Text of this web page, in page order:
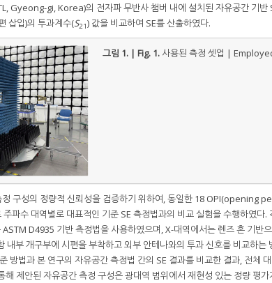
Gyeong-gi, Korea)의 전자파 무반사 챔버 내에 설치된 자유공간 기반
삽입)의 투과계수(S21) 값을 비교하여 SE를 산출하였다.
그림 1. | Fig. 1. 사용된 측정 셋업 |
정 구성의 정량적 신뢰성을 검증하기 위하여, 동일한 18 OPI(opening
주파수 대역별로 대표적인 기준 SE 측정법과의 비교 실험을 수행하였다
D4935 기반 측정법을 사용하였으며, X-대역에서는 렌즈 혼 기반
내부 개구부에 시편을 부착하고 외부 안테나와의 투과 신호를 비교하
방법과 본 연구의 자유공간 측정법 간의 SE 결과를 비교한 결과, 전체
해 제안된 자유공간 측정 구성은 광대역 범위에서 재현성 있는 정량 평